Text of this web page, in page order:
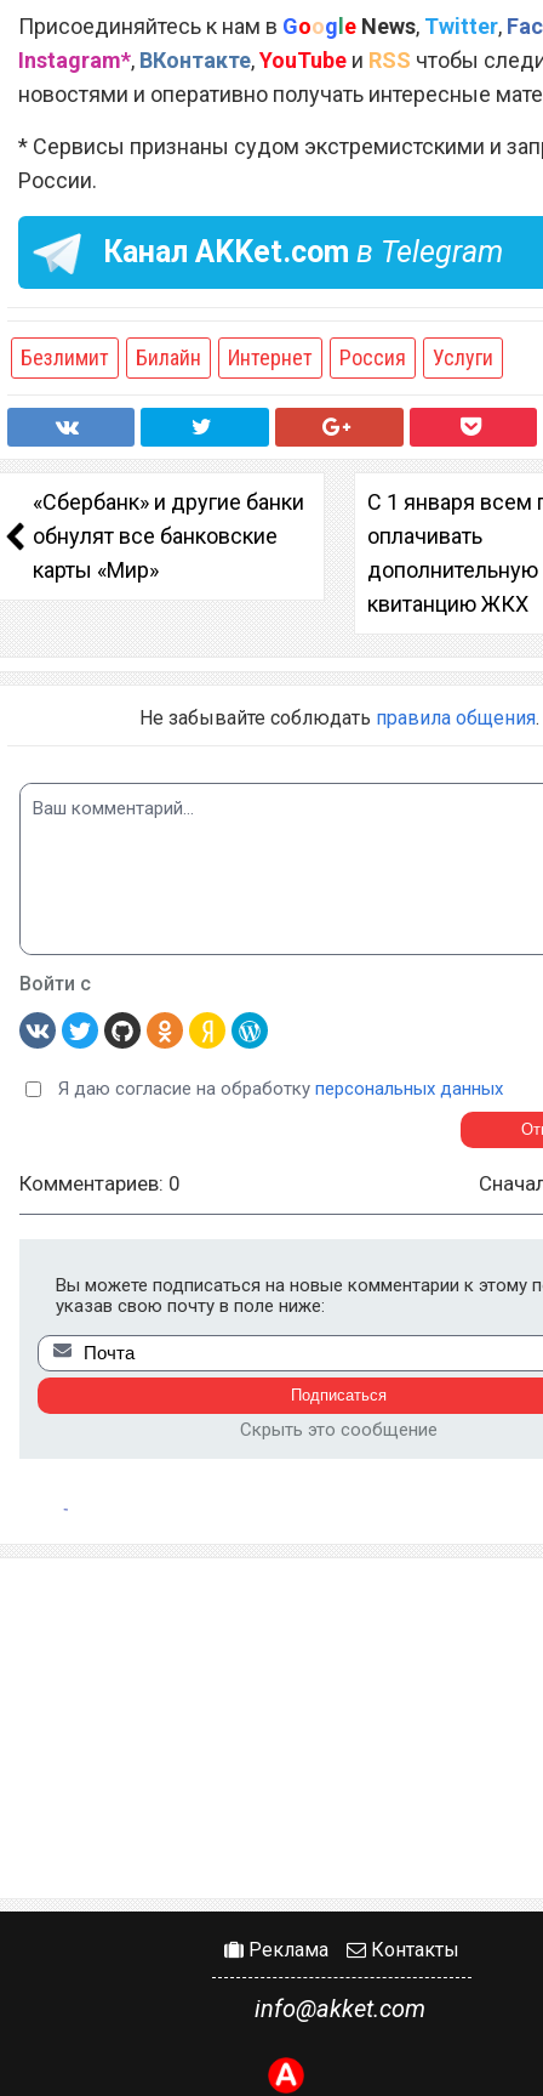
Присоединяйтесь к нам в Google News, Twitter,
Instagram*, ВКонтакте,YouTube и RSS чтобы
новостями и оперативно получать интересные
* Сервисы признаны судом экстремистскими и
России.
Канал AKKet.com в Telegram
Безлимит Билайн Интернет Россия Услуги
«Сбербанк» и другие банки
обнулят все банковские
карты «Мир»
С 1 января всем
оплачивать
дополнительную
квитанцию ЖКХ
Не забывайте соблюдать правила общения.
Войти с
Я даю согласие на обработку персональных данных
Комментариев: 0
Вы можете подписаться на новые комментарии к этому
указав свою почту в поле ниже:
Скрыть это сообщение
Реклама Контакты
info@akket.com